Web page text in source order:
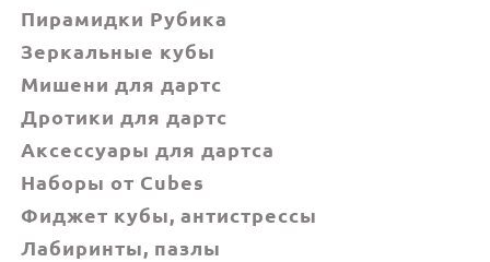
Пирамидки Рубика
Зеркальные кубы
Мишени для дартс
Дротики для дартс
Аксессуары для дартса
Наборы от Cubes
Фиджет кубы, антистрессы
Лабиринты, пазлы